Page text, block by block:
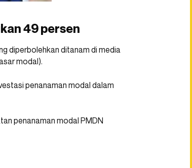
49 persen
diperbolehkan ditanam di media
modal).
penanaman modal dalam
penanaman modal PMDN